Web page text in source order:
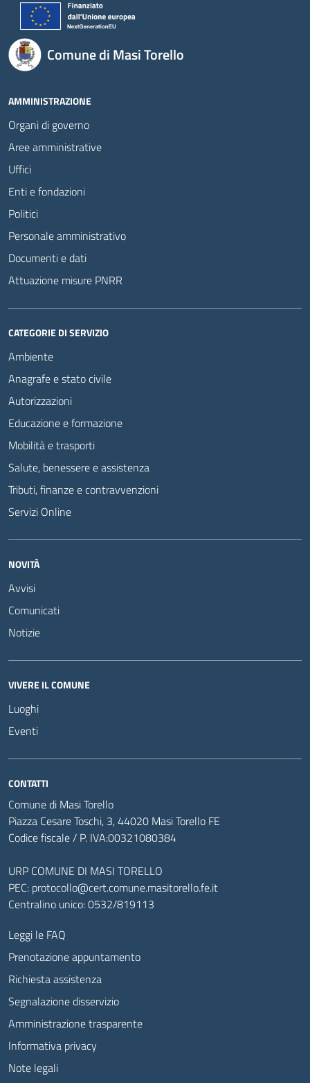
Comune di Masi Torello
AMMINISTRAZIONE
Organi di governo
Aree amministrative
Uffici
Enti e fondazioni
Politici
Personale amministrativo
Documenti e dati
Attuazione misure PNRR
CATEGORIE DI SERVIZIO
Ambiente
Anagrafe e stato civile
Autorizzazioni
Educazione e formazione
Mobilità e trasporti
Salute, benessere e assistenza
Tributi, finanze e contravvenzioni
Servizi Online
NOVITÀ
Avvisi
Comunicati
Notizie
VIVERE IL COMUNE
Luoghi
Eventi
CONTATTI
Comune di Masi Torello
Piazza Cesare Toschi, 3, 44020 Masi Torello FE
Codice fiscale / P. IVA:00321080384
URP COMUNE DI MASI TORELLO
PEC: protocollo@cert.comune.masitorello.fe.it
Centralino unico: 0532/819113
Leggi le FAQ
Prenotazione appuntamento
Richiesta assistenza
Segnalazione disservizio
Amministrazione trasparente
Informativa privacy
Note legali